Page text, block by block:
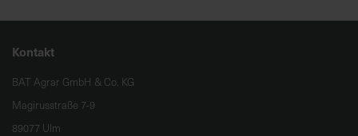
Kontakt
BAT Agrar GmbH & Co. KG
Magirusstraße 7-9
89077 Ulm